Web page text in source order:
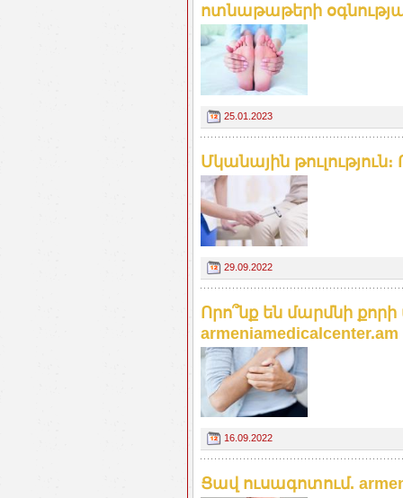
ոտնաթաթերի
25.01.2023
Մկանային
29.09.2022
Որո՞նք են մարմնի
armeniamedicalcenter.am
16.09.2022
Ցավ ուսագոտում.